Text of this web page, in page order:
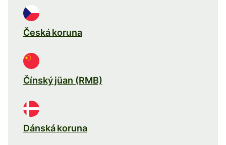
Česká koruna
Čínský jüan (RMB)
Dánská koruna